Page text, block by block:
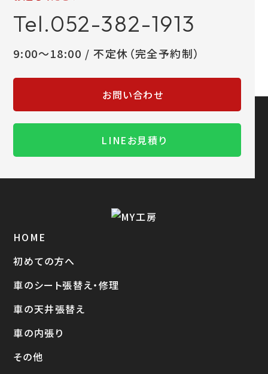
Tel.052-382-1913
9:00～18:00 / 不定休（完全予約制）
お問い合わせ
LINEお見積り
HOME
初めての方へ
車のシート張替え・修理
車の天井張替え
車の内張り
その他